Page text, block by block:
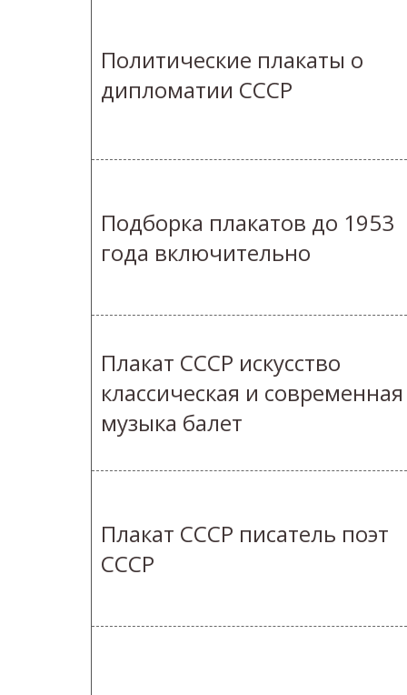
Политические плакаты о
дипломатии СССР
Подборка плакатов до 1953
года включительно
Плакат СССР искусство
классическая и современная
музыка балет
Плакат СССР писатель поэт
СССР